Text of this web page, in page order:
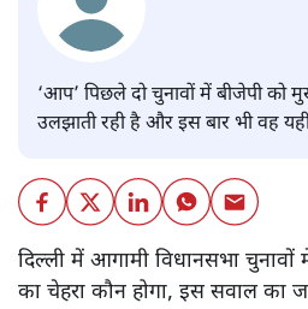
‘आप’ पिछले दो चुनावों में बीजेपी को
उलझाती रही है और इस बार भी वह
दिल्ली में आगामी विधानसभा
का चेहरा कौन होगा, इस सवाल का